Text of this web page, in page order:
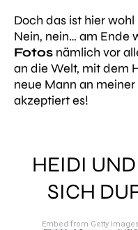
Doch das ist hier
Nein, nein… am Ende
Fotos nämlich vor
an die Welt, mit dem
neue Mann an
akzeptiert es!
HEIDI
SICH
Embed from Getty Images